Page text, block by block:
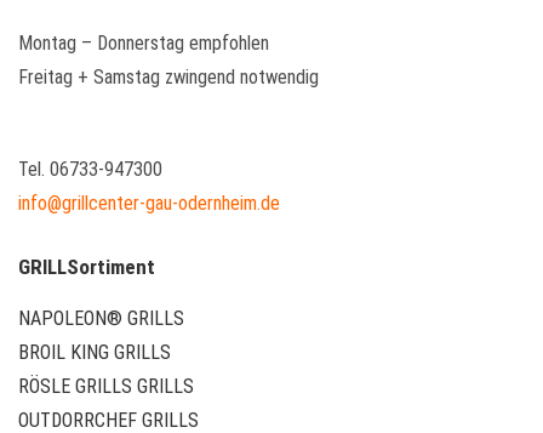
Montag – Donnerstag empfohlen
Freitag + Samstag zwingend notwendig
Tel. 06733-947300
info@grillcenter-gau-odernheim.de
GRILLSortiment
NAPOLEON® GRILLS
BROIL KING GRILLS
RÖSLE GRILLS GRILLS
OUTDORRCHEF GRILLS